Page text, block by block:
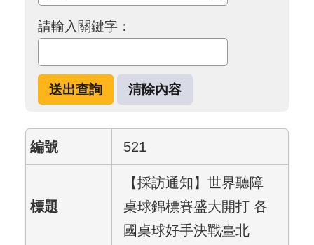
請輸入關鍵字：
521
【採訪通知】世界聽障
桌球錦標賽盛大開打 各
國桌球好手決戰臺北